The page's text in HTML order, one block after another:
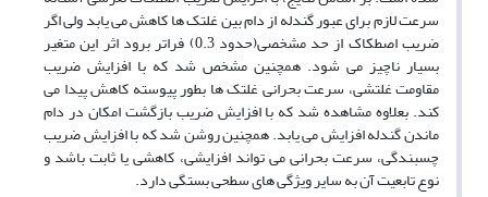
سرعت لازم برای عبور گندله از دام بین غلتک ها کاهش می یابد ولی اگر
ضریب اصطکاک از حد مشخصی(حدود 0.3) فراتر برود اثر این متغیر
بسیار ناچیز می شود. همچنین مشخص شد که با افزایش ضریب
مقاومت غلتشی، سرعت بحرانی غلتک ها بطور پیوسته کاهش پیدا می
کند. بعلاوه مشاهده شد که با افزایش ضریب بازگشت امکان در دام
ماندن گندله افزایش می یابد. همچنین روشن شد که با افزایش ضریب
چسبندگی، سرعت بحرانی می تواند افزایشی، کاهشی یا ثابت باشد و
نوع تابعیت آن به سایر ویژگی های سطحی بستگی دارد.